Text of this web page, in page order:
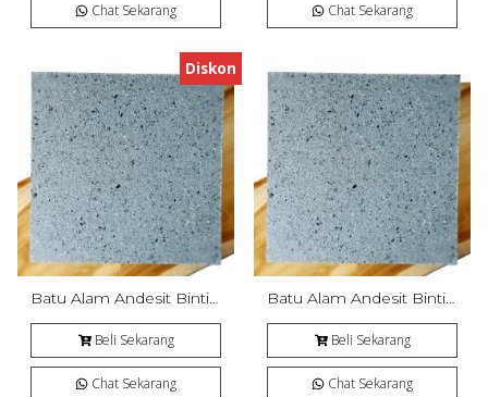
Chat Sekarang Chat Sekarang
Diskon
Batu Alam Andesit Bintik Cipanca Bakar
Beli Sekarang
Chat Sekarang
Batu Alam Andesit Bintik Cipanca Bakar
Beli Sekarang
Chat Sekarang